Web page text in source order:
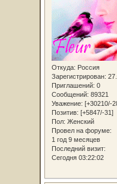
Откуда: Россия
Зарегистрирован:
Приглашений: 0
Сообщений: 89321
Уважение: [+30210/-
Позитив: [+5847/-31]
Пол: Женский
Провел на форуме:
1 год 9 месяцев
Последний визит:
Сегодня 03:22:02